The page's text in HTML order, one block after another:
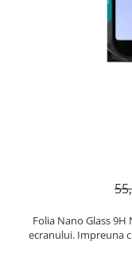
Folia Nano Glass 9H
ecranului. Impreuna